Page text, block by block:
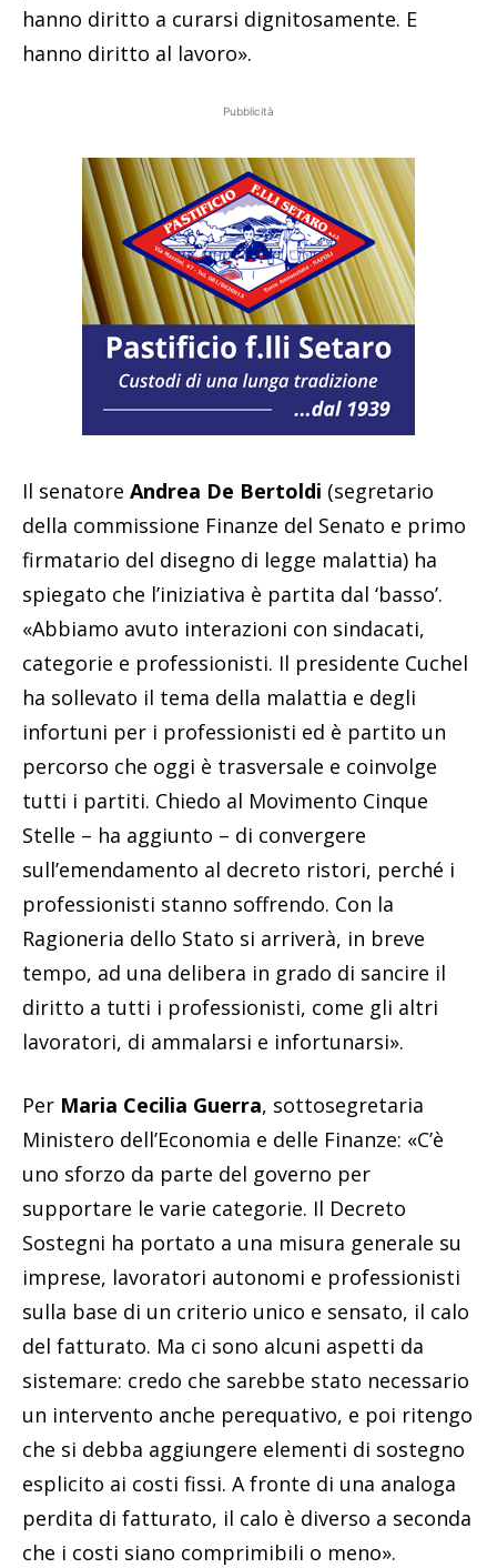
hanno diritto a curarsi dignitosamente. E
hanno diritto al lavoro».
Pubblicità
Il senatore Andrea De Bertoldi (segretario
della commissione Finanze del Senato e primo
firmatario del disegno di legge malattia) ha
spiegato che l’iniziativa è partita dal ‘basso’.
«Abbiamo avuto interazioni con sindacati,
categorie e professionisti. Il presidente Cuchel
ha sollevato il tema della malattia e degli
infortuni per i professionisti ed è partito un
percorso che oggi è trasversale e coinvolge
tutti i partiti. Chiedo al Movimento Cinque
Stelle – ha aggiunto – di convergere
sull’emendamento al decreto ristori, perché i
professionisti stanno soffrendo. Con la
Ragioneria dello Stato si arriverà, in breve
tempo, ad una delibera in grado di sancire il
diritto a tutti i professionisti, come gli altri
lavoratori, di ammalarsi e infortunarsi».
Per Maria Cecilia Guerra, sottosegretaria
Ministero dell’Economia e delle Finanze: «C’è
uno sforzo da parte del governo per
supportare le varie categorie. Il Decreto
Sostegni ha portato a una misura generale su
imprese, lavoratori autonomi e professionisti
sulla base di un criterio unico e sensato, il calo
del fatturato. Ma ci sono alcuni aspetti da
sistemare: credo che sarebbe stato necessario
un intervento anche perequativo, e poi ritengo
che si debba aggiungere elementi di sostegno
esplicito ai costi fissi. A fronte di una analoga
perdita di fatturato, il calo è diverso a seconda
che i costi siano comprimibili o meno».